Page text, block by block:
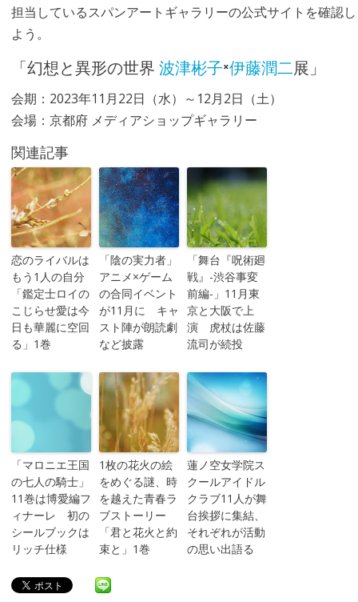
担当しているスパンアートギャラリーの公式サイトを確認し
よう。
「幻想と異形の世界 波津彬子×伊藤潤二展」
会期：2023年11月22日（水）～12月2日（土）
会場：京都府 メディアショップギャラリー
関連記事
恋のライバルは
もう1人の自分
「鑑定士ロイの
こじらせ愛は今
日も華麗に空回
る」1巻
「陰の実力者」
アニメ×ゲーム
の合同イベント
が11月に キャ
スト陣が朗読劇
など披露
「舞台『呪術廻
戦』-渋谷事変
前編-」11月東
京と大阪で上
演 虎杖は佐藤
流司が続投
「マロニエ王国
の七人の騎士」
11巻は博愛編フ
ィナーレ 初の
シールブックは
リッチ仕様
1枚の花火の絵
をめぐる謎、時
を越えた青春ラ
ブストーリー
「君と花火と約
束と」1巻
蓮ノ空女学院ス
クールアイドル
クラブ11人が舞
台挨拶に集結、
それぞれが活動
の思い出語る